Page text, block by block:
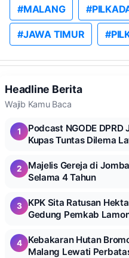
#MALANG
#JAWA TIMUR
Headline Berita
Wajib Kamu Baca
1
Podcast NGODE
Kupas Tuntas Dilema
2
Majelis Gereja di
Selama 4 Tahun
3
KPK Sita Ratusan
Gedung Pemkab
4
Kebakaran Hutan
Malang Lewati